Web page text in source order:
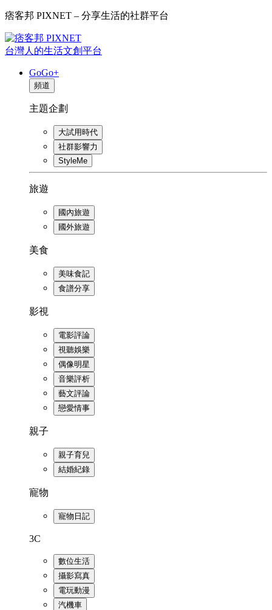
痞客邦 PIXNET – 分享生活的社群平台
台灣人的生活文創平台
GoGo+
頻道
主題企劃
大試用時代
社群影響力
StyleMe
旅遊
國內旅遊
國外旅遊
美食
美味食記
食譜分享
影視
電影評論
視聽娛樂
偶像明星
音樂評析
藝文評論
戀愛情事
親子
親子育兒
結婚紀錄
寵物
寵物日記
3C
數位生活
攝影寫真
電玩動漫
汽機車